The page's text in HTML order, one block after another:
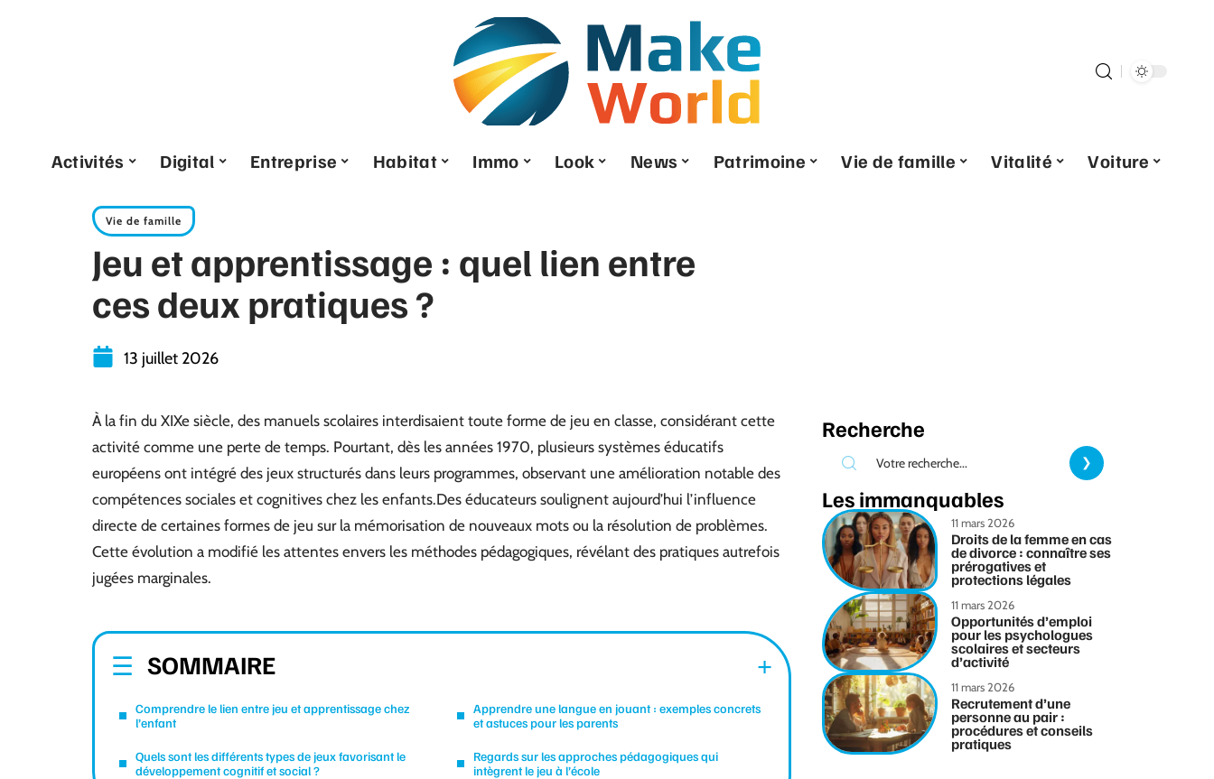
Activités Digital Entreprise Habitat Immo Look News Patrimoine Vie de famille Vitalité Voiture
Vie de famille
Jeu et apprentissage : quel lien entre
ces deux pratiques ?
13 juillet 2026
À la fin du XIXe siècle, des manuels scolaires interdisaient toute forme de jeu en classe, considérant cette
activité comme une perte de temps. Pourtant, dès les années 1970, plusieurs systèmes éducatifs
européens ont intégré des jeux structurés dans leurs programmes, observant une amélioration notable des
compétences sociales et cognitives chez les enfants.Des éducateurs soulignent aujourd’hui l’influence
directe de certaines formes de jeu sur la mémorisation de nouveaux mots ou la résolution de problèmes.
Cette évolution a modifié les attentes envers les méthodes pédagogiques, révélant des pratiques autrefois
jugées marginales.
SOMMAIRE
Comprendre le lien entre jeu et apprentissage chez
l’enfant
Quels sont les différents types de jeux favorisant le
développement cognitif et social ?
Apprendre une langue en jouant : exemples concrets
et astuces pour les parents
Regards sur les approches pédagogiques qui
intègrent le jeu à l’école
Recherche
Les immanquables
11 mars 2026
Droits de la femme en cas
de divorce : connaître ses
prérogatives et
protections légales
11 mars 2026
Opportunités d’emploi
pour les psychologues
scolaires et secteurs
d’activité
11 mars 2026
Recrutement d’une
personne au pair :
procédures et conseils
pratiques